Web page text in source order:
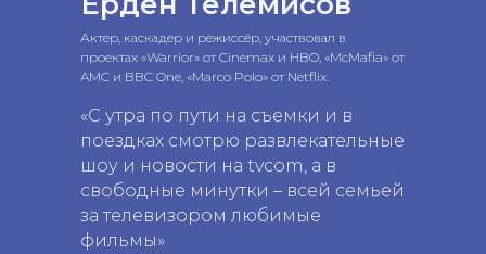
Актер, каскадер и режиссёр, участвовал в
проектах «Warrior» от Cinemax и HBO, «McMafia» от
AMC и BBC One, «Marco Polo» от Netflix.
«С утра по пути на съемки и в
поездках смотрю развлекательные
шоу и новости на tvcom, а в
свободные минутки – всей семьей
за телевизором любимые
фильмы»